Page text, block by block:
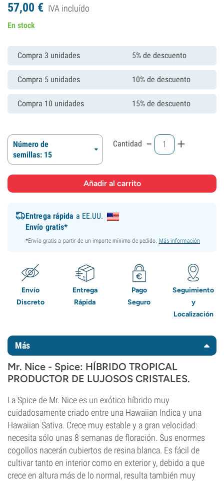
57,00 € IVA incluído
En stock
Compra 3 unidades 5% de descuento
Compra 5 unidades 10% de descuento
Compra 10 unidades 15% de descuento
Número de
semillas: 15
Cantidad - +
Entrega rápida a EE.UU.
Envío gratis*
*Envío gratis a partir de un importe mínimo de pedido. Más información
Envío
Discreto
Entrega
Rápida
Pago
Seguro
Seguimiento
y
Localización
Más
Mr. Nice - Spice: HÍBRIDO TROPICAL
PRODUCTOR DE LUJOSOS CRISTALES.
La Spice de Mr. Nice es un exótico híbrido muy
cuidadosamente criado entre una Hawaiian Indica y una
Hawaiian Sativa. Crece muy estable y a gran velocidad:
necesita sólo unas 8 semanas de floración. Sus enormes
cogollos nacerán cubiertos de resina blanca. Es fácil de
cultivar tanto en interior como en exterior y, debido a que
crece en altura más de lo normal, resulta también muy